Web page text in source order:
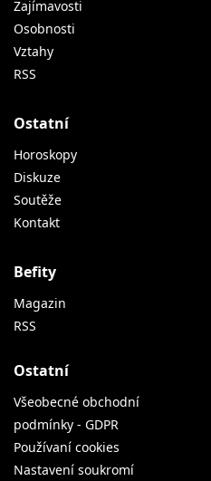
Zajímavosti
Osobnosti
Vztahy
RSS
Ostatní
Horoskopy
Diskuze
Soutěže
Kontakt
Befity
Magazin
RSS
Ostatní
Všeobecné obchodní
podmínky - GDPR
Používaní cookies
Nastavení soukromí